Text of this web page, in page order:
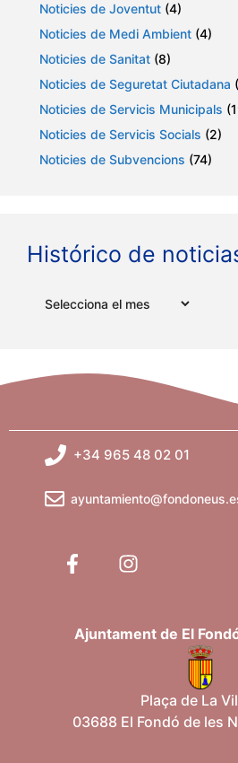
Noticies de Joventut (4)
Noticies de Medi Ambient (4)
Noticies de Sanitat (8)
Noticies de Seguretat Ciutadana
Noticies de Servicis Municipals
Noticies de Servicis Socials (2)
Noticies de Subvencions (74)
Histórico de
+34 965 48 02 01
Ajuntament de El
Plaça de La
03688 El Fondó de les